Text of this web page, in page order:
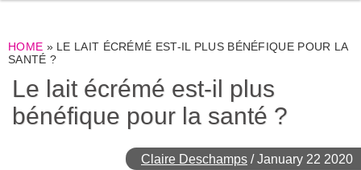
HOME » LE LAIT ÉCRÉMÉ EST-IL PLUS BÉNÉFIQUE POUR LA
SANTÉ ?
Le lait écrémé est-il plus
bénéfique pour la santé ?
Claire Deschamps /January 22 2020